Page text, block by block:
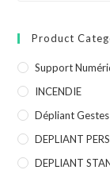
Product
Support
INCENDIE
Dépliant
DEPLIANT
DEPLIANT